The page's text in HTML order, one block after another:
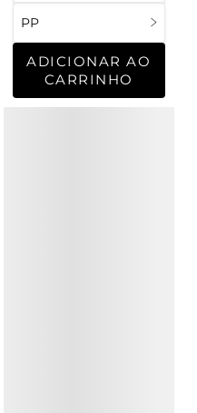
PP
ADICIONAR AO
CARRINHO